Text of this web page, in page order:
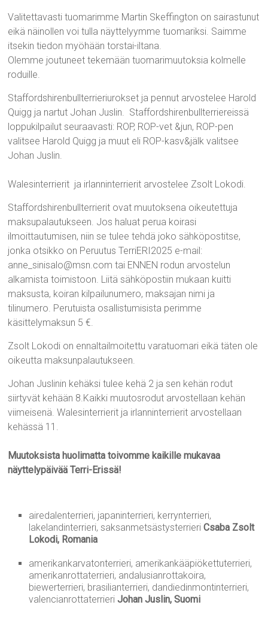
Valitettavasti tuomarimme Martin Skeffington on sairastunut
eikä näinollen voi tulla näyttelyymme tuomariksi. Saimme
itsekin tiedon myöhään torstai-iltana.
Olemme joutuneet tekemään tuomarimuutoksia kolmelle
roduille.
Staffordshirenbullterrieriurokset ja pennut arvostelee Harold
Quigg ja nartut Johan Juslin. Staffordshirenbullterriereissä
loppukilpailut seuraavasti: ROP, ROP-vet &jun, ROP-pen
valitsee Harold Quigg ja muut eli ROP-kasv&jälk valitsee
Johan Juslin.
Walesinterrierit ja irlanninterrierit arvostelee Zsolt Lokodi.
Staffordshirenbullterrierit ovat muutoksena oikeutettuja
maksupalautukseen. Jos haluat perua koirasi
ilmoittautumisen, niin se tulee tehdä joko sähköpostitse,
jonka otsikko on Peruutus TerriERI2025 e-mail:
anne_sinisalo@msn.com tai ENNEN rodun arvostelun
alkamista toimistoon. Liitä sähköpostiin mukaan kuitti
maksusta, koiran kilpailunumero, maksajan nimi ja
tilinumero. Perutuista osallistumisista perimme
käsittelymaksun 5 €.
Zsolt Lokodi on ennaltailmoitettu varatuomari eikä täten ole
oikeutta maksunpalautukseen.
Johan Juslinin kehäksi tulee kehä 2 ja sen kehän rodut
siirtyvät kehään 8.Kaikki muutosrodut arvostellaan kehän
viimeisenä. Walesinterrierit ja irlanninterrierit arvostellaan
kehässä 11.
Muutoksista huolimatta toivomme kaikille mukavaa
näyttelypäivää Terri-Erissä!
airedalenterrieri, japaninterrieri, kerrynterrieri,
lakelandinterrieri, saksanmetsästysterrieriCsaba Zsolt
Lokodi, Romania
amerikankarvatonterrieri, amerikankääpiökettuterrieri,
amerikanrottaterrieri, andalusianrottakoira,
biewerterrieri, brasilianterrieri, dandiedinmontinterrieri,
valencianrottaterrieriJohan Juslin, Suomi